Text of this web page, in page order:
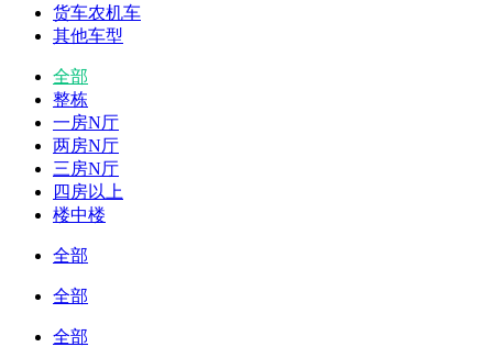
货车农机车
其他车型
全部
整栋
一房N厅
两房N厅
三房N厅
四房以上
楼中楼
全部
全部
全部